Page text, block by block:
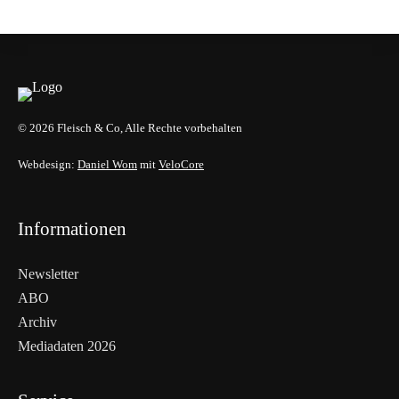
© 2026 Fleisch & Co, Alle Rechte vorbehalten
Webdesign: Daniel Wom mit VeloCore
Informationen
Newsletter
ABO
Archiv
Mediadaten 2026